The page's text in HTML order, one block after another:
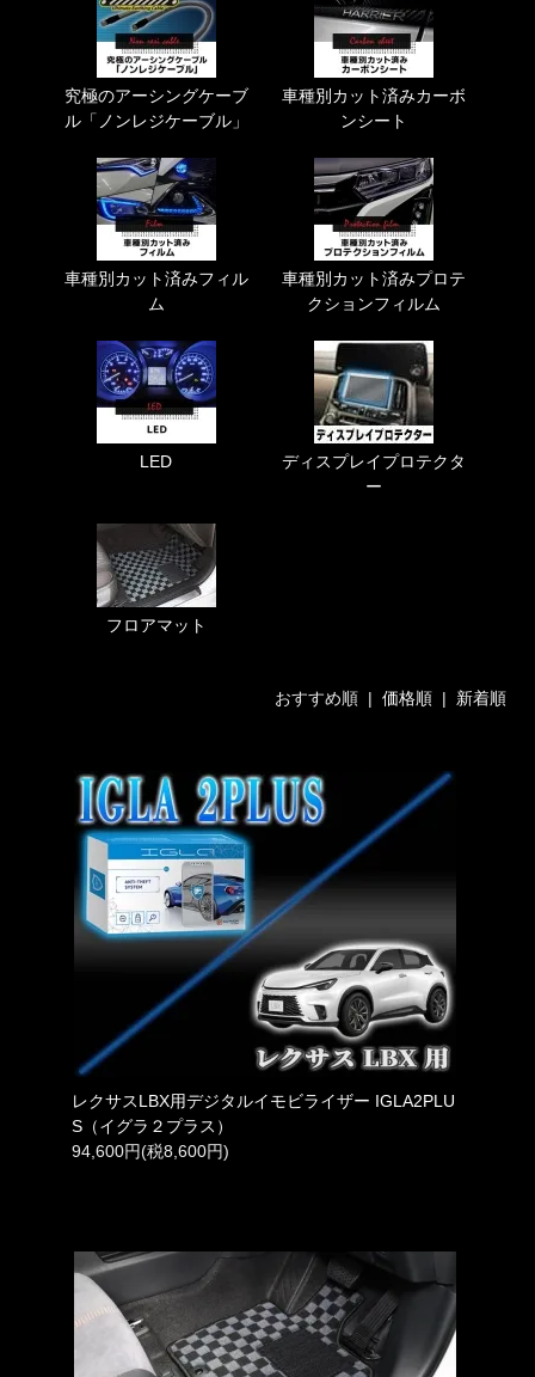
究極のアーシングケーブ
ル「ノンレジケーブル」
車種別カット済みカーボ
ンシート
車種別カット済みフィル
ム
車種別カット済みプロテ
クションフィルム
LED
ディスプレイプロテクタ
ー
フロアマット
おすすめ順 | 価格順| 新着順
レクサスLBX用デジタルイモビライザー IGLA2PLU
S（イグラ２プラス）
94,600円(税8,600円)